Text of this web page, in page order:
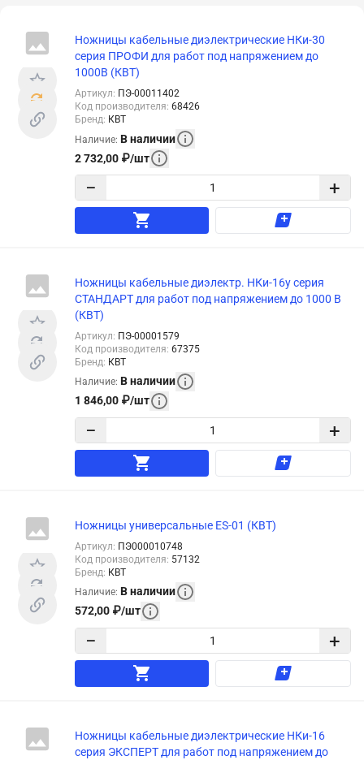
Ножницы кабельные диэлектрические НКи-30
серия ПРОФИ для работ под напряжением до
1000В (КВТ)
Артикул: ПЭ-00011402
Код производителя: 68426
Бренд: КВТ
Наличие: В наличии
2 732,00 ₽/шт
− +
Ножницы кабельные диэлектр. НКи-16у серия
СТАНДАРТ для работ под напряжением до 1000 В
(КВТ)
Артикул: ПЭ-00001579
Код производителя: 67375
Бренд: КВТ
Наличие: В наличии
1 846,00 ₽/шт
− +
Ножницы универсальные ES-01 (КВТ)
Артикул: ПЭ000010748
Код производителя: 57132
Бренд: КВТ
Наличие: В наличии
572,00 ₽/шт
− +
Ножницы кабельные диэлектрические НКи-16
серия ЭКСПЕРТ для работ под напряжением до